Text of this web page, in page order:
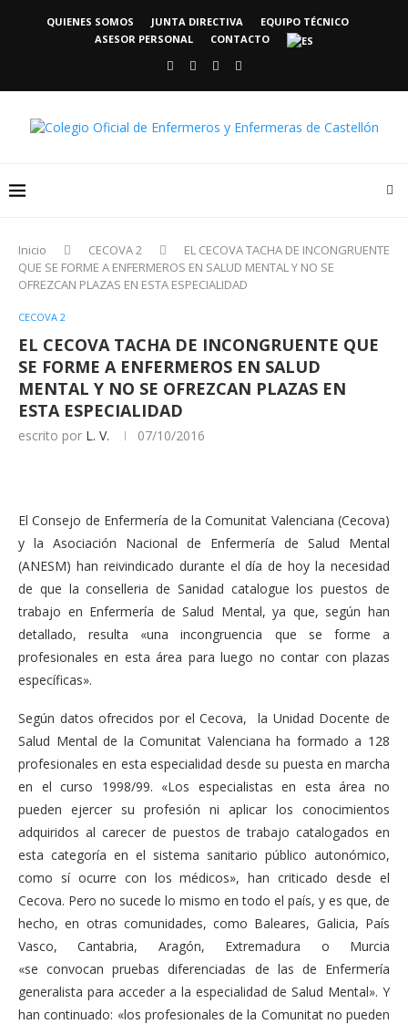
QUIENES SOMOS JUNTA DIRECTIVA
EQUIPO TÉCNICO
ASESOR PERSONAL
CONTACTO
Inicio CECOVA 2
EL CECOVA TACHA DE INCONGRUENTE
QUE SE FORME A ENFERMEROS EN SALUD MENTAL Y NO SE
OFREZCAN PLAZAS EN ESTA ESPECIALIDAD
CECOVA 2
EL CECOVA TACHA DE INCONGRUENTE QUE
SE FORME A ENFERMEROS EN SALUD
MENTAL Y NO SE OFREZCAN PLAZAS EN
ESTA ESPECIALIDAD
escrito por L. V. 07/10/2016
El Consejo de Enfermería de la Comunitat Valenciana (Cecova)
y la Asociación Nacional de Enfermería de Salud Mental
(ANESM) han reivindicado durante el día de hoy la necesidad
de que la conselleria de Sanidad catalogue los puestos de
trabajo en Enfermería de Salud Mental, ya que, según han
detallado, resulta «una incongruencia que se forme a
profesionales en esta área para luego no contar con plazas
específicas».
Según datos ofrecidos por el Cecova, la Unidad Docente de
Salud Mental de la Comunitat Valenciana ha formado a 128
profesionales en esta especialidad desde su puesta en marcha
en el curso 1998/99. «Los especialistas en esta área no
pueden ejercer su profesión ni aplicar los conocimientos
adquiridos al carecer de puestos de trabajo catalogados en
esta categoría en el sistema sanitario público autonómico,
como sí ocurre con los médicos», han criticado desde el
Cecova. Pero no sucede lo mismo en todo el país, y es que, de
hecho, en otras comunidades, como Baleares, Galicia, País
Vasco, Cantabria, Aragón, Extremadura o Murcia
«se convocan pruebas diferenciadas de las de Enfermería
generalista para acceder a la especialidad de Salud Mental». Y
han continuado: «los profesionales de la Comunitat no pueden